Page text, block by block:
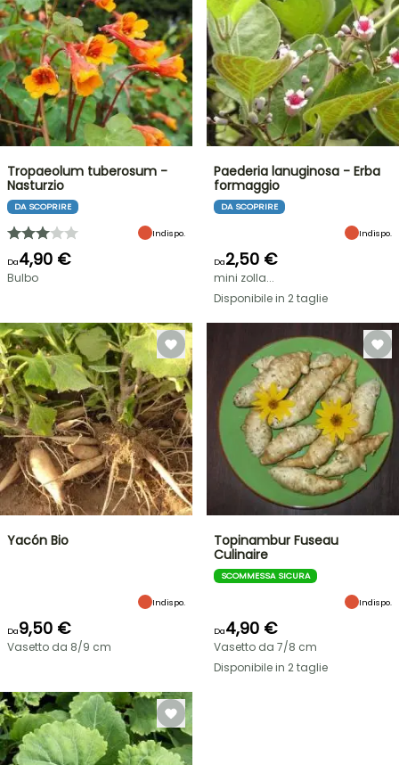
Tropaeolum tuberosum -
Nasturzio
DA SCOPRIRE
Indispo.
Da4,90 €
Bulbo
Paederia lanuginosa - Erba
formaggio
DA SCOPRIRE
Indispo.
Da2,50 €
mini zolla...
Disponibile in 2 taglie
Yacón Bio
Indispo.
Da9,50 €
Vasetto da 8/9 cm
Topinambur Fuseau
Culinaire
SCOMMESSA SICURA
Indispo.
Da4,90 €
Vasetto da 7/8 cm
Disponibile in 2 taglie